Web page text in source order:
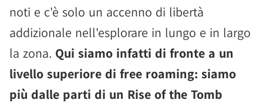
noti e c'è solo un accenno di libertà
addizionale nell'esplorare in lungo e in largo
la zona. Qui siamo infatti di fronte a un
livello superiore di free roaming: siamo
più dalle parti di un Rise of the Tomb